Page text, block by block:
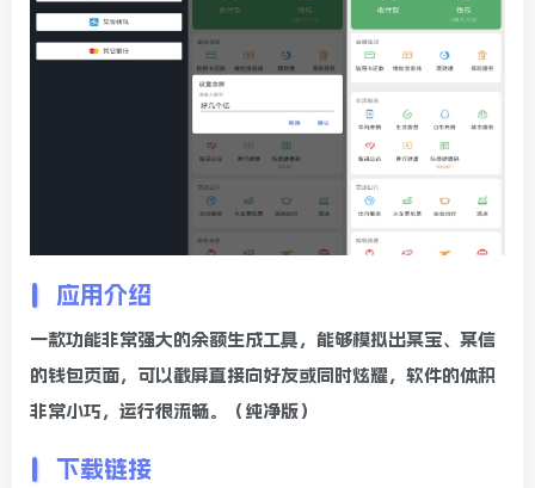
应用介绍
一款功能非常强大的余额生成工具，能够模拟出某宝、某信
的钱包页面，可以截屏直接向好友或同时炫耀，软件的体积
非常小巧，运行很流畅。（纯净版）
下载链接